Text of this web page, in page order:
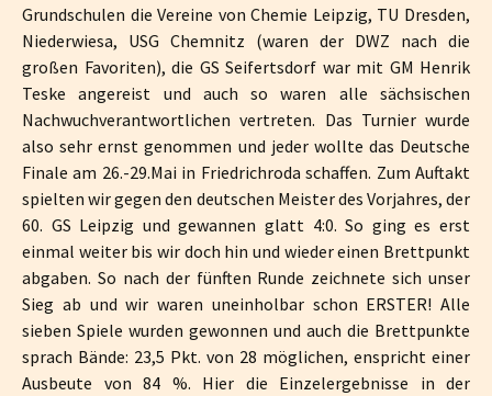
Grundschulen die Vereine von Chemie Leipzig, TU Dresden,
Niederwiesa, USG Chemnitz (waren der DWZ nach die
großen Favoriten), die GS Seifertsdorf war mit GM Henrik
Teske angereist und auch so waren alle sächsischen
Nachwuchverantwortlichen vertreten. Das Turnier wurde
also sehr ernst genommen und jeder wollte das Deutsche
Finale am 26.-29.Mai in Friedrichroda schaffen. Zum Auftakt
spielten wir gegen den deutschen Meister des Vorjahres, der
60. GS Leipzig und gewannen glatt 4:0. So ging es erst
einmal weiter bis wir doch hin und wieder einen Brettpunkt
abgaben. So nach der fünften Runde zeichnete sich unser
Sieg ab und wir waren uneinholbar schon ERSTER! Alle
sieben Spiele wurden gewonnen und auch die Brettpunkte
sprach Bände: 23,5 Pkt. von 28 möglichen, enspricht einer
Ausbeute von 84 %. Hier die Einzelergebnisse in der